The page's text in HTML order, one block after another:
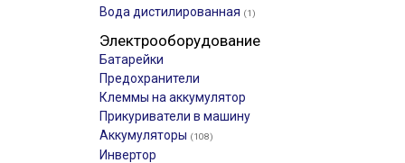
Вода дистилированная (1)
Электрооборудование
Батарейки
Предохранители
Клеммы на аккумулятор
Прикуриватели в машину
Аккумуляторы (108)
Инвертор